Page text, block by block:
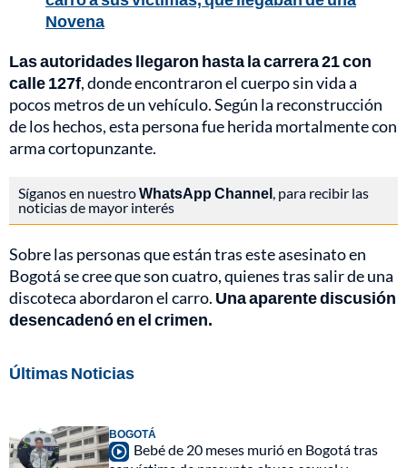
Novena
Las autoridades llegaron hasta la carrera 21 con
calle 127f, donde encontraron el cuerpo sin vida a
pocos metros de un vehículo. Según la reconstrucción
de los hechos, esta persona fue herida mortalmente con
arma cortopunzante.
Síganos en nuestroWhatsApp Channel , para recibir las
noticias de mayor interés
Sobre las personas que están tras este asesinato en
Bogotá se cree que son cuatro, quienes tras salir de una
discoteca abordaron el carro. Una aparente discusión
desencadenó en el crimen.
Últimas Noticias
BOGOTÁ
Bebé de 20 meses murió en Bogotá tras